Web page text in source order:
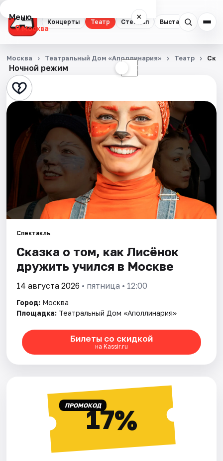
Концерты Театр Стендап Выставки
Меню ×
Москва
Концерты
Театр
Стендап
Квесты
Экскурсии
Спорт
События
Города
Площадки
Рейтинги
Ночной режим ☾
Москва Театральный Дом «Аполлинария» Театр
Спектакль
Сказка о том, как Лисёнок
дружить учился в Москве
14 августа 2026 • пятница • 12:00
Город: Москва
Площадка: Театральный Дом «Аполлинария»
Билеты со скидкой
на Kassir.ru
ПРОМОКОД17%